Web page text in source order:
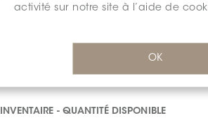
activité sur notre site à l’aide de
OK
$10.38
SCHBRWE0152CONNSTST0
INVENTAIRE - QUANTITÉ DISPONIBLE